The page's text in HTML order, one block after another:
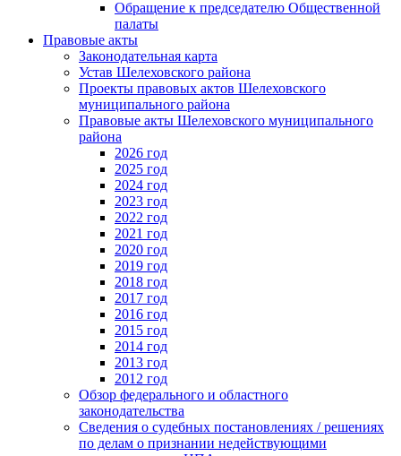
Обращение к председателю Общественной
палаты
Правовые акты
Законодательная карта
Устав Шелеховского района
Проекты правовых актов Шелеховского
муниципального района
Правовые акты Шелеховского муниципального
района
2026 год
2025 год
2024 год
2023 год
2022 год
2021 год
2020 год
2019 год
2018 год
2017 год
2016 год
2015 год
2014 год
2013 год
2012 год
Обзор федерального и областного
законодательства
Сведения о судебных постановлениях / решениях
по делам о признании недействующими